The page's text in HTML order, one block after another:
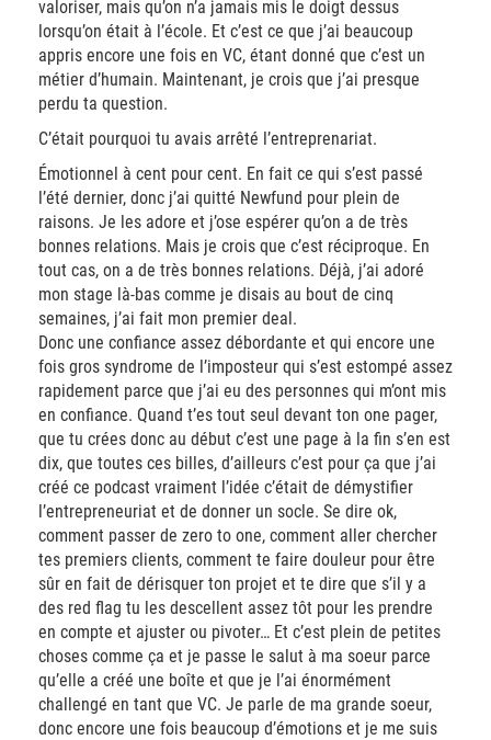
valoriser, mais qu’on n’a jamais mis le doigt dessus
lorsqu’on était à l’école. Et c’est ce que j’ai beaucoup
appris encore une fois en VC, étant donné que c’est un
métier d’humain. Maintenant, je crois que j’ai presque
perdu ta question.
C’était pourquoi tu avais arrêté l’entreprenariat.
Émotionnel à cent pour cent. En fait ce qui s’est passé
l’été dernier, donc j’ai quitté Newfund pour plein de
raisons. Je les adore et j’ose espérer qu’on a de très
bonnes relations. Mais je crois que c’est réciproque. En
tout cas, on a de très bonnes relations. Déjà, j’ai adoré
mon stage là-bas comme je disais au bout de cinq
semaines, j’ai fait mon premier deal.
Donc une confiance assez débordante et qui encore une
fois gros syndrome de l’imposteur qui s’est estompé assez
rapidement parce que j’ai eu des personnes qui m’ont mis
en confiance. Quand t’es tout seul devant ton one pager,
que tu crées donc au début c’est une page à la fin s’en est
dix, que toutes ces billes, d’ailleurs c’est pour ça que j’ai
créé ce podcast vraiment l’idée c’était de démystifier
l’entrepreneuriat et de donner un socle. Se dire ok,
comment passer de zero to one, comment aller chercher
tes premiers clients, comment te faire douleur pour être
sûr en fait de dérisquer ton projet et te dire que s’il y a
des red flag tu les descellent assez tôt pour les prendre
en compte et ajuster ou pivoter… Et c’est plein de petites
choses comme ça et je passe le salut à ma soeur parce
qu’elle a créé une boîte et que je l’ai énormément
challengé en tant que VC. Je parle de ma grande soeur,
donc encore une fois beaucoup d’émotions et je me suis